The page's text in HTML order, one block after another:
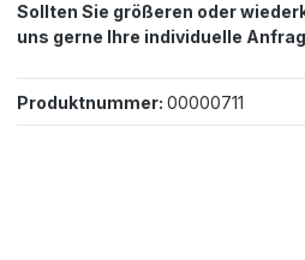
Sollten Sie größeren oder
uns gerne Ihre individuelle
Produktnummer: 00000711